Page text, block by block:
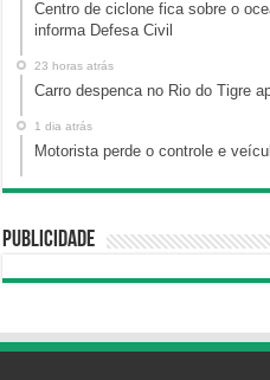
Centro de ciclone fica sobre o
informa Defesa Civil
23 horas atrás
Carro despenca no Rio do Tigre
1 dia atrás
Motorista perde o controle e
Publicidade